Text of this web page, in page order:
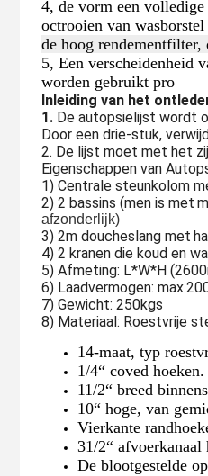
4, de vorm een
octrooien van
de hoog
5, Een verscheidenheid
worden gebruikt pro
Inleiding van het
1. De autopsielijst wordt
Door een drie-stuk,
2. De lijst moet met het
Eigenschappen van
1) Centrale steunkolom
2) 2 bassins (men is met
afzonderlijk)
3) 2m doucheslang met
4) 2 kranen die koud en
5) Afmeting: L*W*H
6) Laadvermogen:
7) Gewicht: 250kgs
8) Materiaal: Roestvrije
14-maat, typ
1/4“ coved hoeken.
11/2“ breed
10“ hoge, van
Vierkante
31/2“ afvoerkanaal
De blootgestelde